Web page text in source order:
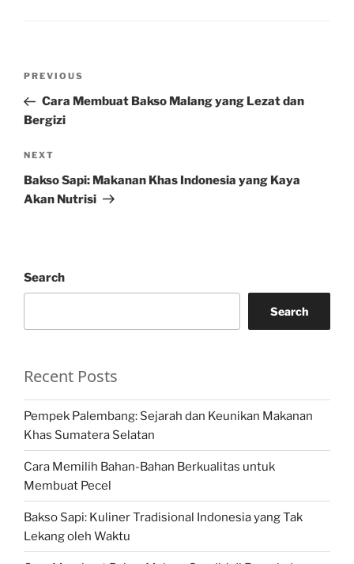
Previous
Post
PREVIOUS
Cara Membuat Bakso Malang yang Lezat dan
Bergizi
Next
Post
NEXT
Bakso Sapi: Makanan Khas Indonesia yang Kaya
Akan Nutrisi
Search
Search
Recent Posts
Pempek Palembang: Sejarah dan Keunikan Makanan
Khas Sumatera Selatan
Cara Memilih Bahan-Bahan Berkualitas untuk
Membuat Pecel
Bakso Sapi: Kuliner Tradisional Indonesia yang Tak
Lekang oleh Waktu